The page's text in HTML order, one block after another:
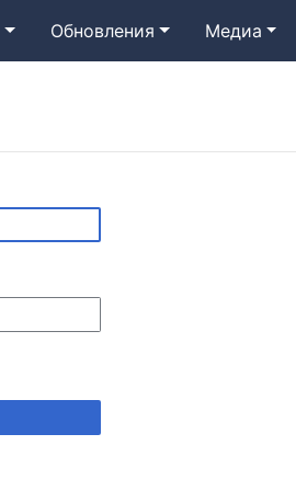
Обновления Медиа